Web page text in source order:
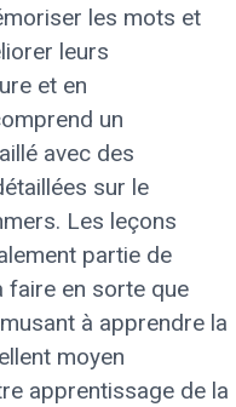
les mots et
leurs
et en
un
avec des
sur le
Les leçons
partie de
faire en sorte que
à apprendre la
moyen
apprentissage de la